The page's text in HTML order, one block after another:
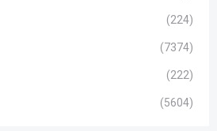
(224)
(7374)
(222)
(5604)